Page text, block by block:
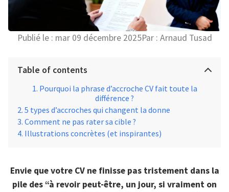
Publié le : mar 09 décembre 2025Par : Arnaud Tusad
Table of contents
Pourquoi la phrase d’accroche CV fait toute la
différence ?
5 types d’accroches qui changent la donne
Comment ne pas rater sa cible ?
Illustrations concrètes (et inspirantes)
Envie que votre CV ne finisse pas tristement dans la
pile des “à revoir peut-être, un jour, si vraiment on